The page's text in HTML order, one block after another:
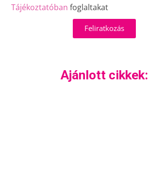
Tájékoztatóban foglaltakat
Feliratkozás
Ajánlott cikkek: